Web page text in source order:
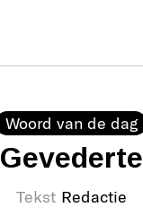
Woord van de dag
Gevederte
Tekst Redactie